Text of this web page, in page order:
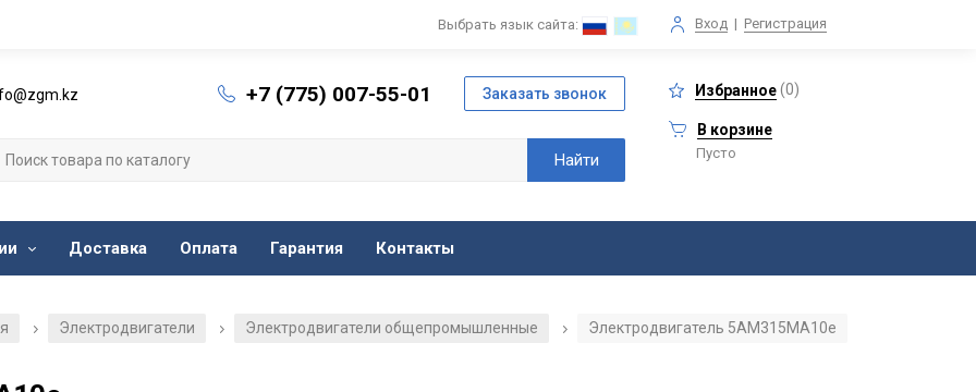
Вход | Регистрация
Выбрать язык сайта:
+7 (775) 007-55-01 Избранное(0)
В корзине
Пусто
Доставка Оплата Гарантия Контакты
/ Электродвигатели / Электродвигатели общепромышленные / Электродвигатель 5АМ315МА10е